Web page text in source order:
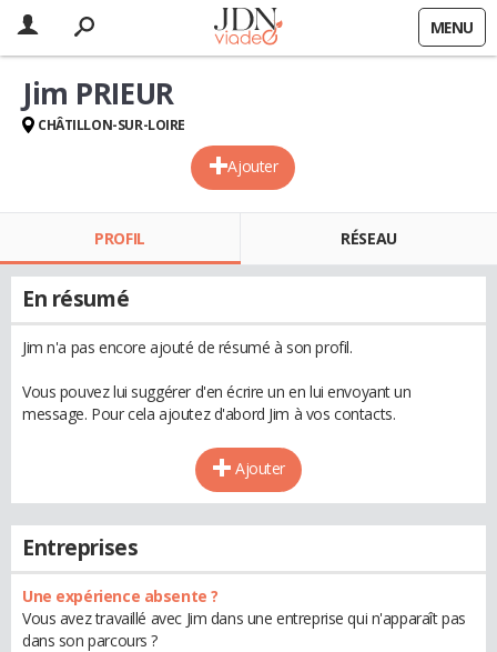
MENU
Ajouter
Jim PRIEUR
CHÂTILLON-SUR-LOIRE
PROFIL RÉSEAU
En résumé
Jim n'a pas encore ajouté de résumé à son profil.
Vous pouvez lui suggérer d'en écrire un en lui envoyant un
message. Pour cela ajoutez d'abord Jim à vos contacts.
Ajouter
Entreprises
Une expérience absente ?
Vous avez travaillé avec Jim dans une entreprise qui n'apparaît pas
dans son parcours ?